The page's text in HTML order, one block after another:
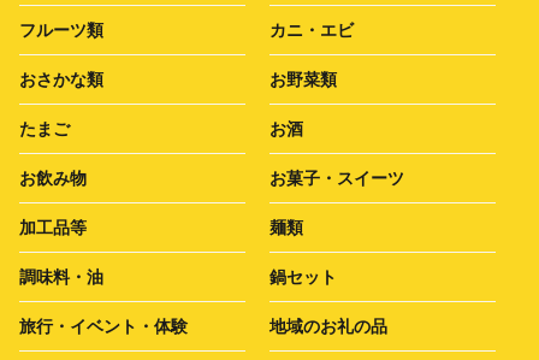
フルーツ類 カニ・エビ
おさかな類 お野菜類
たまご お酒
お飲み物 お菓子・スイーツ
加工品等 麺類
調味料・油 鍋セット
旅行・イベント・体験 地域のお礼の品